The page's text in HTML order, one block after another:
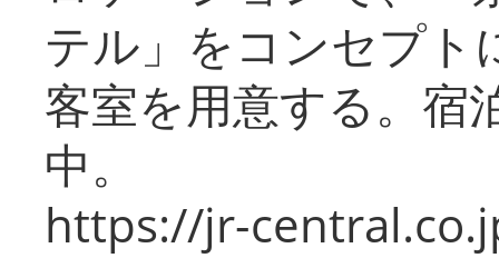
テル」をコンセプト
客室を用意する。宿
中。
https://jr-